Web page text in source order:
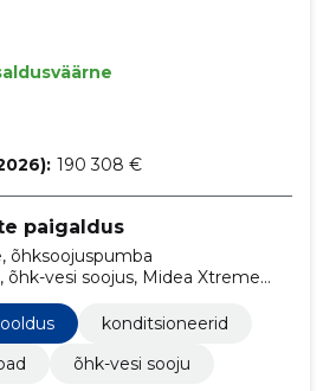
190 308 €
paigaldus
õhksoojuspumba
õhk-vesi soojus, Midea Xtreme
Daikin soojuspumbad,
õhk-vesi
õhksoojuspumbad
konditsioneerid
õhk-vesi sooju